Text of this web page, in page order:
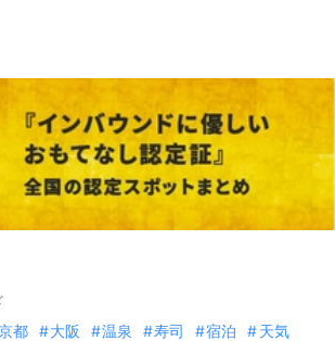
都 大阪 温泉 寿司 宿泊
天気